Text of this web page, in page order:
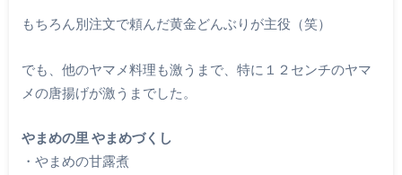
もちろん別注文で頼んだ黄金どんぶりが主役（笑）
でも、他のヤマメ料理も激うまで、特に１２センチのヤマ
メの唐揚げが激うまでした。
やまめの里 やまめづくし
・やまめの甘露煮